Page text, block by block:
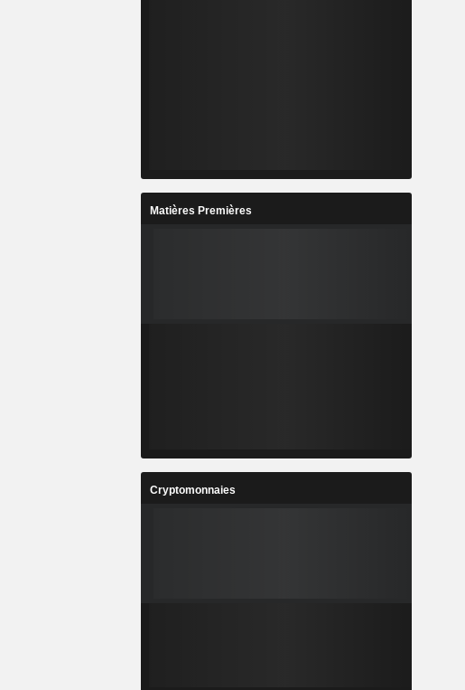
Matières Premières
Cryptomonnaies